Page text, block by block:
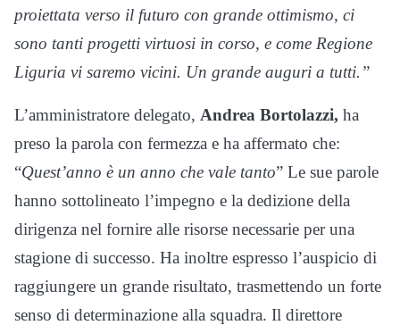
proiettata verso il futuro con grande ottimismo, ci
sono tanti progetti virtuosi in corso, e come Regione
Liguria vi saremo vicini. Un grande auguri a tutti.”
L’amministratore delegato, Andrea Bortolazzi, ha
preso la parola con fermezza e ha affermato che:
“Quest’anno è un anno che vale tanto” Le sue parole
hanno sottolineato l’impegno e la dedizione della
dirigenza nel fornire alle risorse necessarie per una
stagione di successo. Ha inoltre espresso l’auspicio di
raggiungere un grande risultato, trasmettendo un forte
senso di determinazione alla squadra. Il direttore